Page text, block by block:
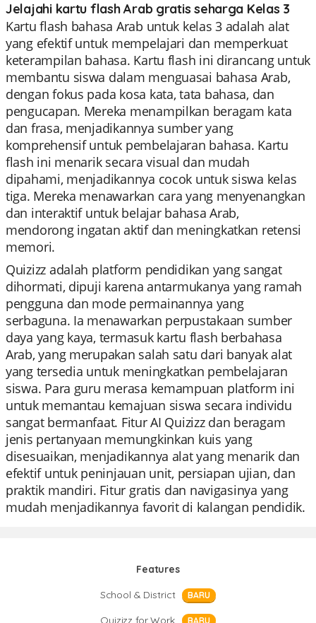
Jelajahi kartu flash Arab gratis seharga Kelas 3
Kartu flash bahasa Arab untuk kelas 3 adalah alat
yang efektif untuk mempelajari dan memperkuat
keterampilan bahasa. Kartu flash ini dirancang untuk
membantu siswa dalam menguasai bahasa Arab,
dengan fokus pada kosa kata, tata bahasa, dan
pengucapan. Mereka menampilkan beragam kata
dan frasa, menjadikannya sumber yang
komprehensif untuk pembelajaran bahasa. Kartu
flash ini menarik secara visual dan mudah
dipahami, menjadikannya cocok untuk siswa kelas
tiga. Mereka menawarkan cara yang menyenangkan
dan interaktif untuk belajar bahasa Arab,
mendorong ingatan aktif dan meningkatkan retensi
memori.
Quizizz adalah platform pendidikan yang sangat
dihormati, dipuji karena antarmukanya yang ramah
pengguna dan mode permainannya yang
serbaguna. Ia menawarkan perpustakaan sumber
daya yang kaya, termasuk kartu flash berbahasa
Arab, yang merupakan salah satu dari banyak alat
yang tersedia untuk meningkatkan pembelajaran
siswa. Para guru merasa kemampuan platform ini
untuk memantau kemajuan siswa secara individu
sangat bermanfaat. Fitur AI Quizizz dan beragam
jenis pertanyaan memungkinkan kuis yang
disesuaikan, menjadikannya alat yang menarik dan
efektif untuk peninjauan unit, persiapan ujian, dan
praktik mandiri. Fitur gratis dan navigasinya yang
mudah menjadikannya favorit di kalangan pendidik.
Features
School & District
BARU
Quizizz for Work BARU